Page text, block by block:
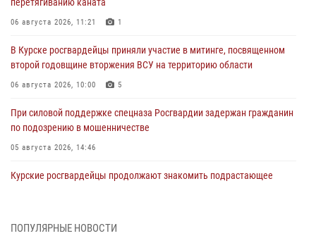
06 августа 2026, 11:21 1
В Курске росгвардейцы приняли участие в митинге, посвященном
второй годовщине вторжения ВСУ на территорию области
06 августа 2026, 10:00 5
При силовой поддержке спецназа Росгвардии задержан гражданин
по подозрению в мошенничестве
05 августа 2026, 14:46
Курские росгвардейцы продолжают знакомить подрастающее
ПОПУЛЯРНЫЕ НОВОСТИ